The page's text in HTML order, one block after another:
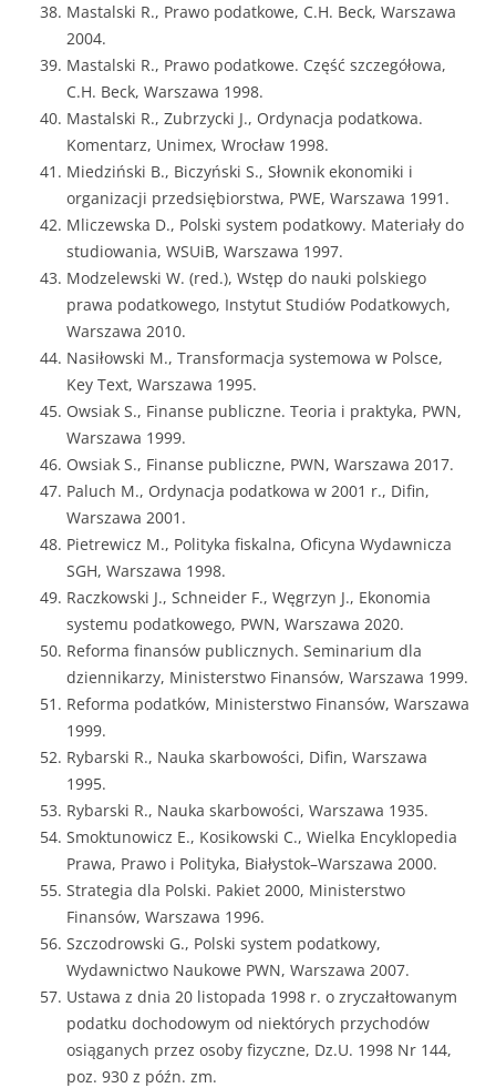
Mastalski R., Prawo podatkowe, C.H. Beck, Warszawa
2004.
Mastalski R., Prawo podatkowe. Część szczegółowa,
C.H. Beck, Warszawa 1998.
Mastalski R., Zubrzycki J., Ordynacja podatkowa.
Komentarz, Unimex, Wrocław 1998.
Miedziński B., Biczyński S., Słownik ekonomiki i
organizacji przedsiębiorstwa, PWE, Warszawa 1991.
Mliczewska D., Polski system podatkowy. Materiały do
studiowania, WSUiB, Warszawa 1997.
Modzelewski W. (red.), Wstęp do nauki polskiego
prawa podatkowego, Instytut Studiów Podatkowych,
Warszawa 2010.
Nasiłowski M., Transformacja systemowa w Polsce,
Key Text, Warszawa 1995.
Owsiak S., Finanse publiczne. Teoria i praktyka, PWN,
Warszawa 1999.
Owsiak S., Finanse publiczne, PWN, Warszawa 2017.
Paluch M., Ordynacja podatkowa w 2001 r., Difin,
Warszawa 2001.
Pietrewicz M., Polityka fiskalna, Oficyna Wydawnicza
SGH, Warszawa 1998.
Raczkowski J., Schneider F., Węgrzyn J., Ekonomia
systemu podatkowego, PWN, Warszawa 2020.
Reforma finansów publicznych. Seminarium dla
dziennikarzy, Ministerstwo Finansów, Warszawa 1999.
Reforma podatków, Ministerstwo Finansów, Warszawa
1999.
Rybarski R., Nauka skarbowości, Difin, Warszawa
1995.
Rybarski R., Nauka skarbowości, Warszawa 1935.
Smoktunowicz E., Kosikowski C., Wielka Encyklopedia
Prawa, Prawo i Polityka, Białystok–Warszawa 2000.
Strategia dla Polski. Pakiet 2000, Ministerstwo
Finansów, Warszawa 1996.
Szczodrowski G., Polski system podatkowy,
Wydawnictwo Naukowe PWN, Warszawa 2007.
Ustawa z dnia 20 listopada 1998 r. o zryczałtowanym
podatku dochodowym od niektórych przychodów
osiąganych przez osoby fizyczne, Dz.U. 1998 Nr 144,
poz. 930 z późn. zm.